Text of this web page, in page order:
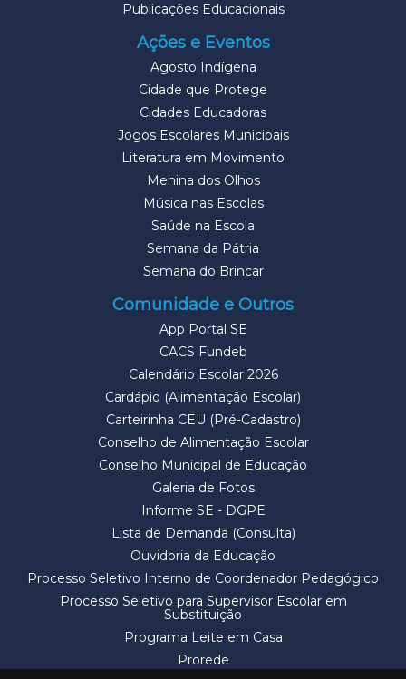
Publicações Educacionais
Ações e Eventos
Agosto Indígena
Cidade que Protege
Cidades Educadoras
Jogos Escolares Municipais
Literatura em Movimento
Menina dos Olhos
Música nas Escolas
Saúde na Escola
Semana da Pátria
Semana do Brincar
Comunidade e Outros
App Portal SE
CACS Fundeb
Calendário Escolar 2026
Cardápio (Alimentação Escolar)
Carteirinha CEU (Pré-Cadastro)
Conselho de Alimentação Escolar
Conselho Municipal de Educação
Galeria de Fotos
Informe SE - DGPE
Lista de Demanda (Consulta)
Ouvidoria da Educação
Processo Seletivo Interno de Coordenador Pedagógico
Processo Seletivo para Supervisor Escolar em
Substituição
Programa Leite em Casa
Prorede